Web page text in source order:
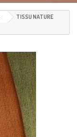
TISSU NATURE